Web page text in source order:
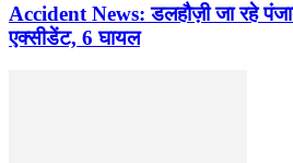
Accident News: डलहौज़ी जा रहे
एक्सीडेंट, 6 घायल